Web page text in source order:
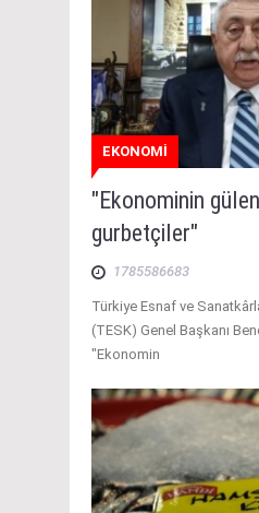
EKONOMİ
"Ekonominin
gurbetçiler"
1785586683
Türkiye Esnaf ve
(TESK) Genel Başkanı
"Ekonomin